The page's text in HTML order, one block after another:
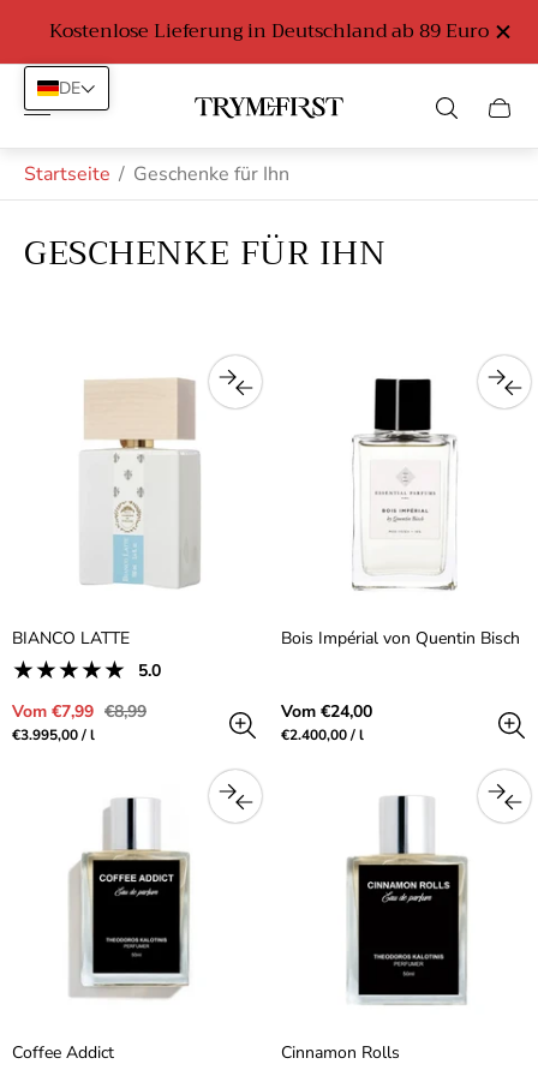
Kostenlose Lieferung in Deutschland ab 89 Euro
Laden-
Startseite / Geschenke für Ihn
GESCHENKE FÜR IHN
BIANCO LATTE
Produktrezensionen:
5.0
aus
5.0
5.05
Verkaufspreis
Vom €7,99 Regulärer
€8,99
Preis
€3.995,00/pro
l
Bois Impérial von Quentin Bisch
Regulärer
Preis
Vom €24,00
Preis
€2.400,00/pro
l
Coffee Addict
Cinnamon Rolls
DE